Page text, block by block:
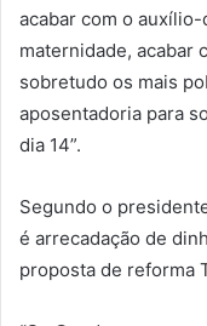
acabar com o
maternidade, acabar
sobretudo os mais
aposentadoria para
dia 14”.
Segundo o
é arrecadação de
proposta de reforma